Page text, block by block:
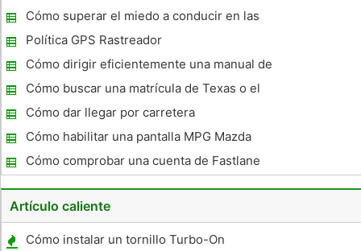
Eficiente
Cómo superar el miedo a conducir en las
carreteras
Política GPS Rastreador
Cómo dirigir eficientemente una manual de
cinco velocidades
Cómo buscar una matrícula de Texas o el
número de VIN
Cómo dar llegar por carretera
Cómo habilitar una pantalla MPG Mazda
Cómo comprobar una cuenta de Fastlane
saldo en línea ?
Artículo caliente
Cómo instalar un tornillo Turbo-On